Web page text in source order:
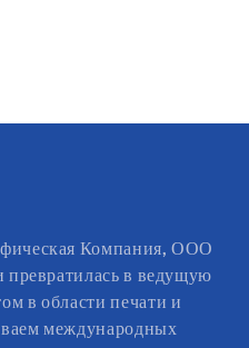
пазлов на
Компания, ООО
превратилась в ведущую
в области печати и
международных